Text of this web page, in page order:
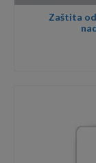
Zaštita